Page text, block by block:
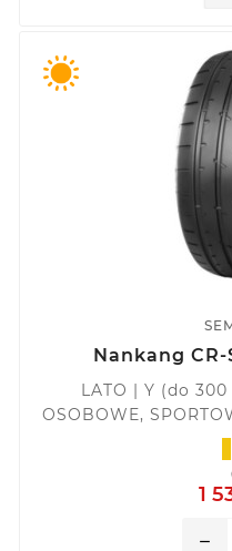
Nankang CR-
LATO | Y (do
OSOBOWE,
1
remove